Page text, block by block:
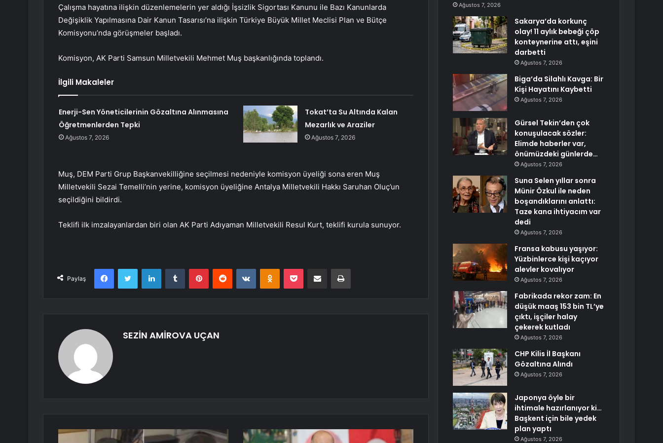
Çalışma hayatına ilişkin düzenlemelerin yer aldığı İşsizlik Sigortası Kanunu ile Bazı Kanunlarda
Değişiklik Yapılmasına Dair Kanun Tasarısı’na ilişkin Türkiye Büyük Millet Meclisi Plan ve Bütçe
Komisyonu’nda görüşmeler başladı.
Komisyon, AK Parti Samsun Milletvekili Mehmet Muş başkanlığında toplandı.
İlgili Makaleler
Enerji-Sen Yöneticilerinin Gözaltına Alınmasına
Öğretmenlerden Tepki
Ağustos 7, 2026
Tokat’ta Su Altında Kalan
Mezarlık ve Araziler
Ağustos 7, 2026
Muş, DEM Parti Grup Başkanvekilliğine seçilmesi nedeniyle komisyon üyeliği sona eren Muş
Milletvekili Sezai Temelli’nin yerine, komisyon üyeliğine Antalya Milletvekili Hakkı Saruhan Oluç’un
seçildiğini bildirdi.
Teklifi ilk imzalayanlardan biri olan AK Parti Adıyaman Milletvekili Resul Kurt, teklifi kurula sunuyor.
Paylaş
FacebookTwitter LinkedInTumblr PinterestReddit VKontakteOdnoklassniki
Pocket E-Posta ile paylaş Yazdır
SEZİN AMİROVA UÇAN
Ağustos 7, 2026
Sakarya’da korkunç
olay! 11 aylık bebeği çöp
konteynerine attı, eşini
darbetti
Ağustos 7, 2026
Biga’da Silahlı Kavga: Bir
Kişi Hayatını Kaybetti
Ağustos 7, 2026
Gürsel Tekin’den çok
konuşulacak sözler:
Elimde haberler var,
önümüzdeki günlerde…
Ağustos 7, 2026
Suna Selen yıllar sonra
Münir Özkul ile neden
boşandıklarını anlattı:
Taze kana ihtiyacım var
dedi
Ağustos 7, 2026
Fransa kabusu yaşıyor:
Yüzbinlerce kişi kaçıyor
alevler kovalıyor
Ağustos 7, 2026
Fabrikada rekor zam: En
düşük maaş 153 bin TL’ye
çıktı, işçiler halay
çekerek kutladı
Ağustos 7, 2026
CHP Kilis İl Başkanı
Gözaltına Alındı
Ağustos 7, 2026
Japonya öyle bir
ihtimale hazırlanıyor ki…
Başkent için bile yedek
plan yaptı
Ağustos 7, 2026